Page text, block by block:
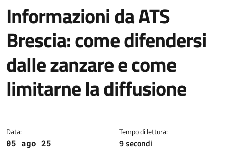
Informazioni da ATS
Brescia: come difendersi
dalle zanzare e come
limitarne la diffusione
Data:
05 ago 25
Tempo di lettura:
9 secondi